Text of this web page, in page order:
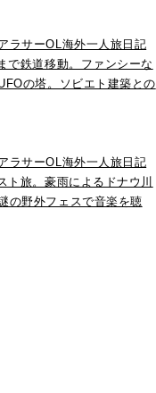
ラサーOL海外一人旅日記
で鉄道移動。ファンシーな
の塔。ソビエト建築との
ラサーOL海外一人旅日記
ト旅。豪雨によるドナウ川
の野外フェスで音楽を聴